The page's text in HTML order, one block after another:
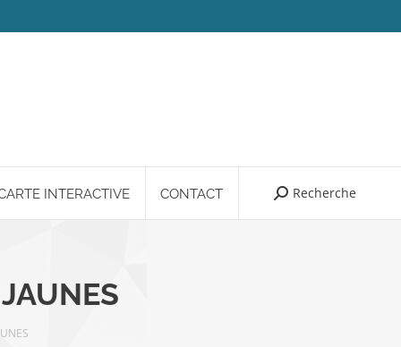
INTERACTIVE CONTACT Search:
Recherche